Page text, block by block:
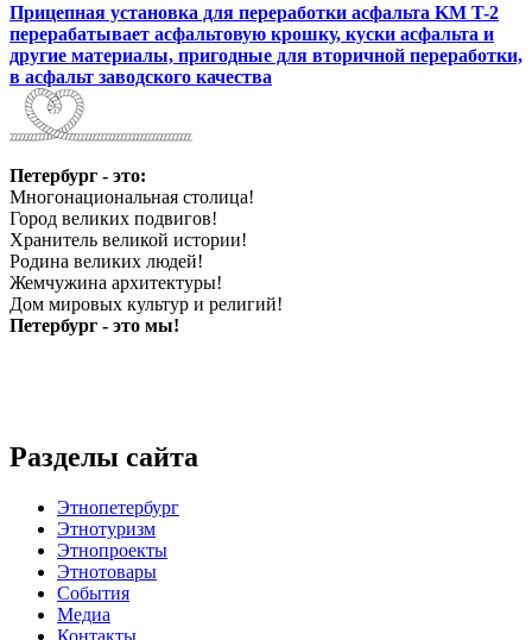
Прицепная установка для переработки асфальта KM T-2
перерабатывает асфальтовую крошку, куски асфальта и
другие материалы, пригодные для вторичной переработки,
в асфальт заводского качества
Петербург - это:
Многонациональная столица!
Город великих подвигов!
Хранитель великой истории!
Родина великих людей!
Жемчужина архитектуры!
Дом мировых культур и религий!
Петербург - это мы!
Разделы сайта
Этнопетербург
Этнотуризм
Этнопроекты
Этнотовары
События
Медиа
Контакты